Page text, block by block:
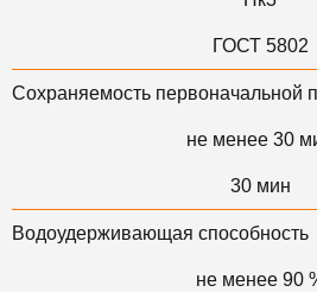
ГОСТ 5802
Сохраняемость первоначальной
не менее 30
30 мин
Водоудерживающая способность
не менее 90